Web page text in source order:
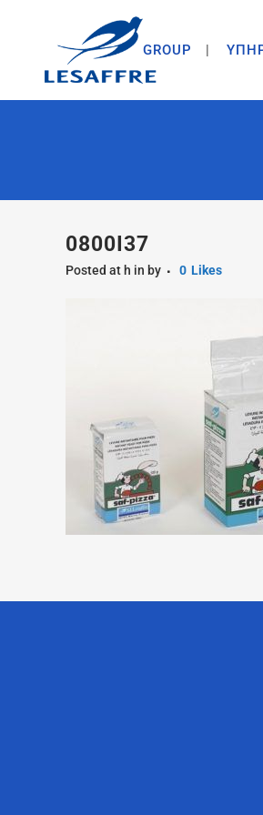
GROUP
0800I37
Posted at h in by 0 Likes